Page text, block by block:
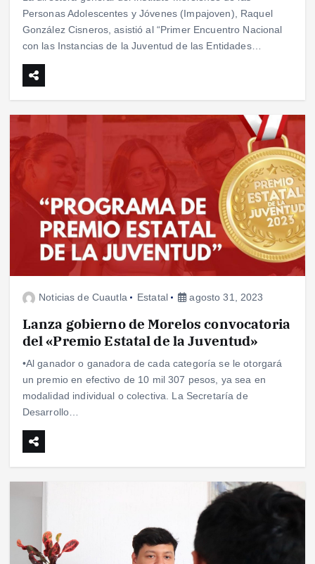
Personas Adolescentes y Jóvenes (Impajoven), Raquel
González Cisneros, asistió al “Primer Encuentro Nacional
con las Instancias de la Juventud de las Entidades…
Noticias de Cuautla Estatal agosto 31, 2023
Lanza gobierno de Morelos convocatoria
del «Premio Estatal de la Juventud»
•Al ganador o ganadora de cada categoría se le otorgará
un premio en efectivo de 10 mil 307 pesos, ya sea en
modalidad individual o colectiva. La Secretaría de
Desarrollo…